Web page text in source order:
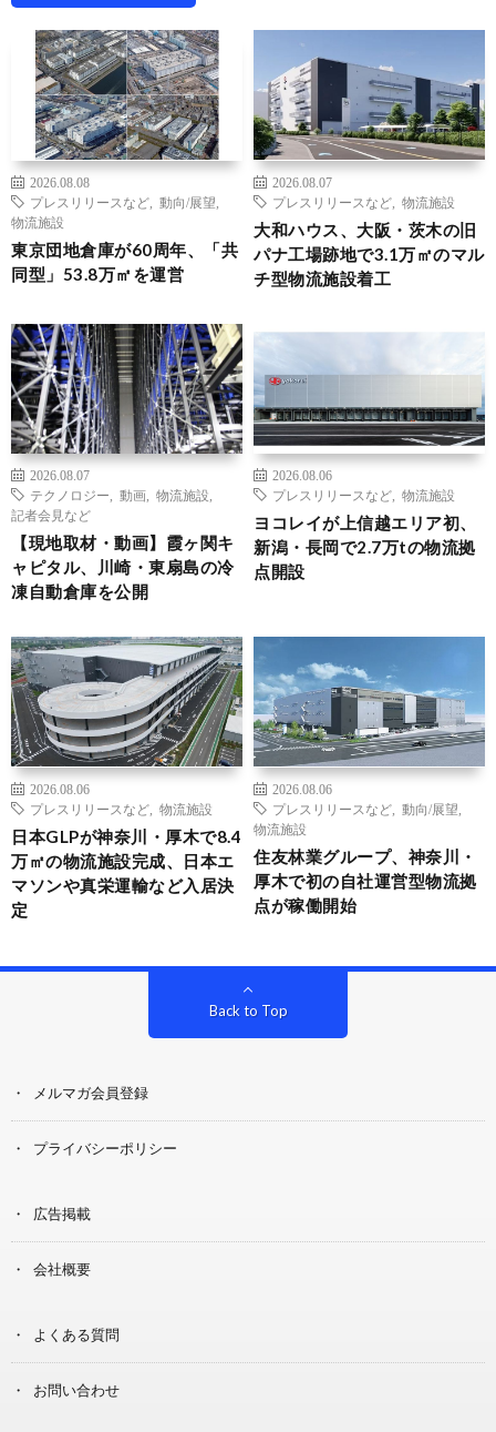
2026.08.08
プレスリリースなど
動向/展望
物流施設
東京団地倉庫が60周年、「共
同型」53.8万㎡を運営
2026.08.07
プレスリリースなど
物流施設
大和ハウス、大阪・茨木の旧
パナ工場跡地で3.1万㎡のマル
チ型物流施設着工
2026.08.07
テクノロジー
動画 物流施設
記者会見など
【現地取材・動画】霞ヶ関キ
ャピタル、川崎・東扇島の冷
凍自動倉庫を公開
2026.08.06
プレスリリースなど
物流施設
ヨコレイが上信越エリア初、
新潟・長岡で2.7万tの物流拠
点開設
2026.08.06
プレスリリースなど
物流施設
日本GLPが神奈川・厚木で8.4
万㎡の物流施設完成、日本エ
マソンや真栄運輸など入居決
定
2026.08.06
プレスリリースなど
動向/展望
物流施設
住友林業グループ、神奈川・
厚木で初の自社運営型物流拠
点が稼働開始
Back to Top
メルマガ会員登録
プライバシーポリシー
広告掲載
会社概要
よくある質問
お問い合わせ